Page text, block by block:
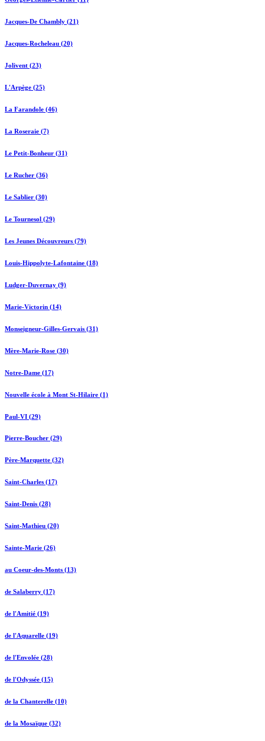
Jacques-De Chambly (21)
Jacques-Rocheleau (20)
Jolivent (23)
L'Arpège (25)
La Farandole (46)
La Roseraie (7)
Le Petit-Bonheur (31)
Le Rucher (36)
Le Sablier (30)
Le Tournesol (29)
Les Jeunes Découvreurs (79)
Louis-Hippolyte-Lafontaine (18)
Ludger-Duvernay (9)
Marie-Victorin (14)
Monseigneur-Gilles-Gervais (31)
Mère-Marie-Rose (30)
Notre-Dame (17)
Nouvelle école à Mont St-Hilaire (1)
Paul-VI (29)
Pierre-Boucher (29)
Père-Marquette (32)
Saint-Charles (17)
Saint-Denis (28)
Saint-Mathieu (20)
Sainte-Marie (26)
au Coeur-des-Monts (13)
de Salaberry (17)
de l'Amitié (19)
de l'Aquarelle (19)
de l'Envolée (28)
de l'Odyssée (15)
de la Chanterelle (10)
de la Mosaïque (32)